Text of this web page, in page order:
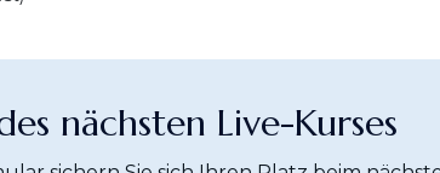
nächsten Live-Kurses